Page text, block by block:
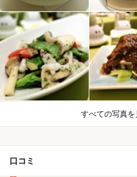
すべての写真を
口コミ